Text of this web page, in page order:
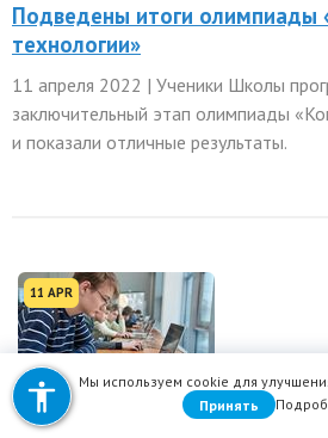
Подведены итоги олимпиады
технологии»
11 апреля 2022 | Ученики Школы
заключительный этап олимпиады
и показали отличные результаты.
11 APR
Ученики МШП получили
Мы используем cookie для
Принять
межстрочное
цвета
курсор
для чтения
анимации